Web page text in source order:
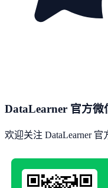
DataLearner 官方微
欢迎关注 DataLearner